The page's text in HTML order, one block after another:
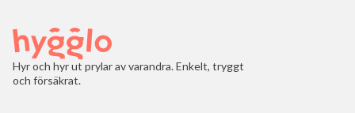
Hyr och hyr ut prylar av varandra. Enkelt, tryggt
och försäkrat.